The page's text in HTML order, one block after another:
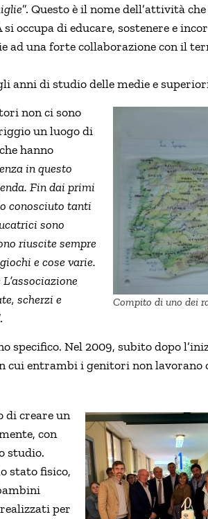
”. Questo è il nome dell’attività
occupa di educare, sostenere e
ad una forte collaborazione con il
anni di studio delle medie e
Compito di uno dei
non ci sono
un luogo di
hanno
in questo
Fin dai primi
conosciuto tanti
sono
riuscite sempre
e cose varie.
scherzi e
specifico. Nel 2009, subito dopo
cui entrambi i genitori non lavorano
di creare un
con
studio.
stato fisico,
per